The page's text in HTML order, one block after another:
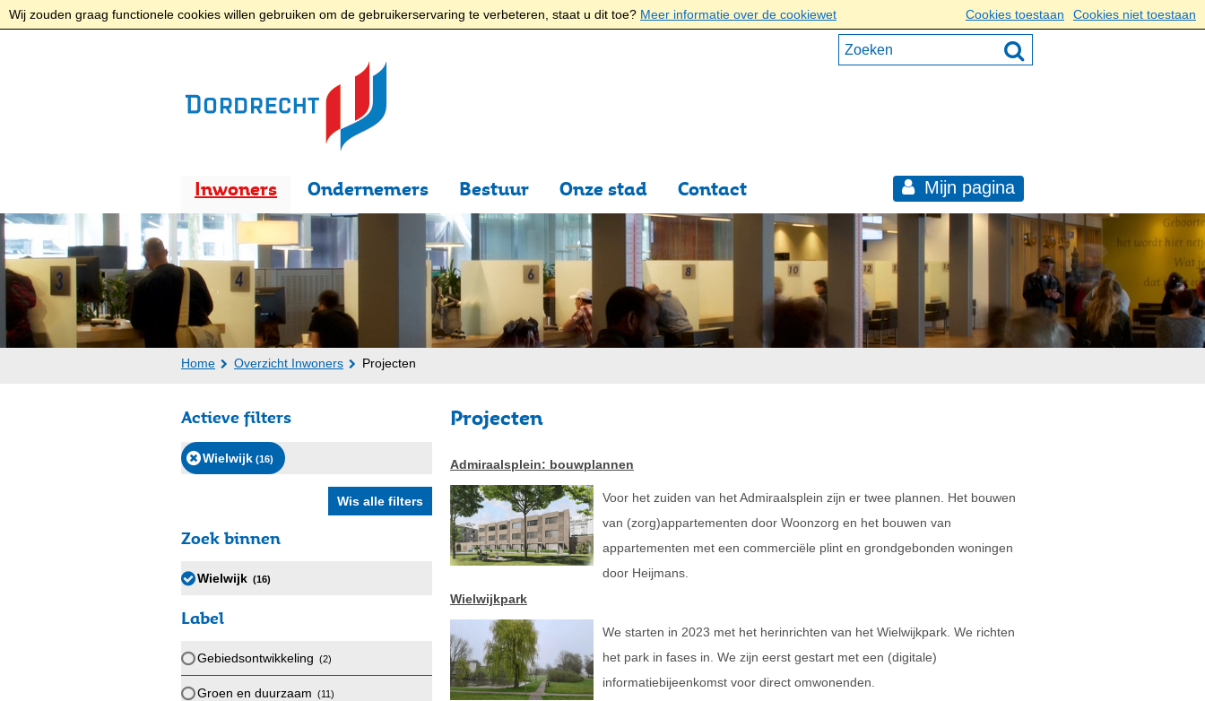
Wij zouden graag functionele cookies willen gebruiken om de gebruikerservaring te verbeteren, staat u dit toe? Meer informatie over de cookiewet Cookies toestaan Cookies niet toestaan
Inwoners Ondernemers Bestuur Onze stad Contact Mijn pagina
Home Overzicht Inwoners Projecten
Projecten
Admiraalsplein: bouwplannen
Voor het zuiden van het Admiraalsplein zijn er twee plannen. Het bouwen
van (zorg)appartementen door Woonzorg en het bouwen van
appartementen met een commerciële plint en grondgebonden woningen
door Heijmans.
Wielwijkpark
We starten in 2023 met het herinrichten van het Wielwijkpark. We richten
het park in fases in. We zijn eerst gestart met een (digitale)
informatiebijeenkomst voor direct omwonenden.
Actieve filters
Wielwijk (16)
Zoek binnen
Wielwijk (16)
Label
Gebiedsontwikkeling (2)
Groen en duurzaam (11)